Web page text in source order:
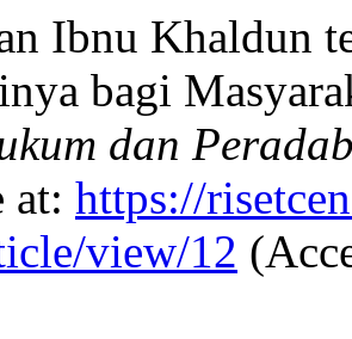
Ibnu Khaldun
bagi
dan
at: https://
view/12